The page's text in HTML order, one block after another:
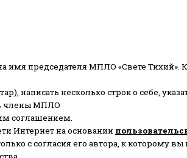
имя председателя МПЛО «Свете Тихий».
написать несколько строк о себе,
в члены МПЛО
соглашением.
Интернет на основании
с согласия его автора, к которому вы